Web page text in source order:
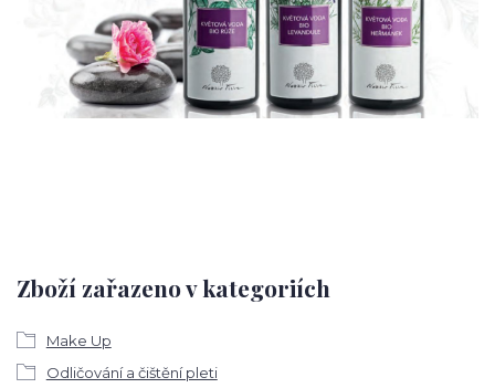
Zboží zařazeno v kategoriích
Make Up
Odličování a čištění pleti